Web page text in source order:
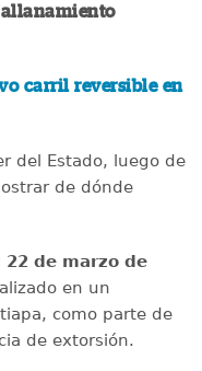
carril reversible en
del Estado, luego de
de dónde
22 de marzo de
en un
como parte de
de extorsión.